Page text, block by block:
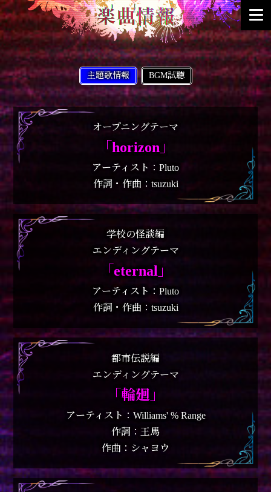
主題歌情報 BGM試聴
オープニングテーマ
｢horizon｣
アーティスト：Pluto
作詞・作曲：tsuzuki
学校の怪談編
エンディングテーマ
｢eternal｣
アーティスト：Pluto
作詞・作曲：tsuzuki
都市伝説編
エンディングテーマ
｢輪廻｣
アーティスト：Williams' % Range
作詞：王馬
作曲：シャヨウ